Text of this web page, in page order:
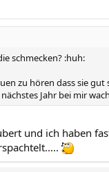
schmecken? :huh:
zu hören dass sie gut
Jahr bei mir
und ich haben